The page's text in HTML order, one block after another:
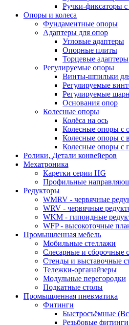
Ручки-фиксаторы c
Опоры и колеса
Фундаментные опоры
Адаптеры для опор
Угловые адаптеры
Опорные плиты
Торцевые адаптеры
Регулируемые опоры
Винты-шпильки
Регулируемые
Регулируемые
Основания опор
Колесные опоры
Колёса на ось
Колесные опоры с
Колесные опоры с
Колесные опоры с
Ролики, Детали конвейеров
Мехатроника
Каретки серии HG
Профильные
Редукторы
WMRV - червячные
WRV - червячные
WKM - гипоидные
WFP - высокоточные
Промышленная мебель
Мобильные стеллажи
Слесарные и сборочные
Стенды и выставочные
Тележки-органайзеры
Модульные перегородки
Подкатные столы
Промышленная пневматика
Фитинги
Быстросъёмные
Резьбовые фитинги